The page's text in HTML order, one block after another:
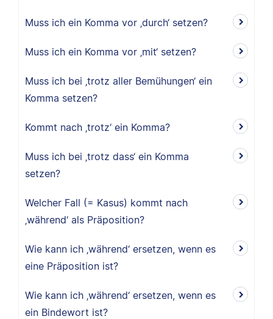
Muss ich ein Komma vor ‚durch‘ setzen?
Muss ich ein Komma vor ‚mit‘ setzen?
Muss ich bei ‚trotz aller Bemühungen‘ ein
Komma setzen?
Kommt nach ‚trotz‘ ein Komma?
Muss ich bei ‚trotz dass‘ ein Komma
setzen?
Welcher Fall (= Kasus) kommt nach
‚während‘ als Präposition?
Wie kann ich ‚während‘ ersetzen, wenn es
eine Präposition ist?
Wie kann ich ‚während‘ ersetzen, wenn es
ein Bindewort ist?